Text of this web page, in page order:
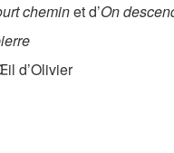
cheminet d’On
d’Olivier